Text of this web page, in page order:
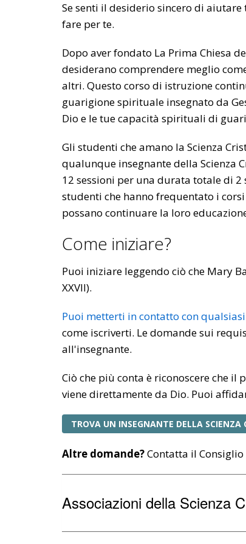
Se senti il desiderio sincero di
fare per te.
Dopo aver fondato La Prima Chiesa
desiderano comprendere meglio
altri. Questo corso di istruzione
guarigione spirituale insegnato da
Dio e le tue capacità spirituali di
Gli studenti che amano la Scienza
qualunque insegnante della Scienza
12 sessioni per una durata totale di
studenti che hanno frequentato i
possano continuare la loro
Come iniziare?
Puoi iniziare leggendo ciò che Mary
XXVII).
Puoi metterti in contatto con
come iscriverti. Le domande sui
all'insegnante.
Ciò che più conta è riconoscere che
viene direttamente da Dio. Puoi
TROVA UN INSEGNANTE DELLA SCIENZA
Altre domande?Contatta il
Associazioni della Scienza